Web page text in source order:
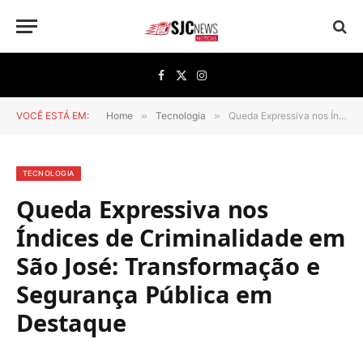
Facebook
X
(Twitter)
Instagram
VOCÊ ESTÁ EM: Home » Tecnologia » Queda Expressiva nos Índices de Criminalidade em São José: Transformação e Segurança Pública em Destaque
TECNOLOGIA
Queda Expressiva nos
Índices de Criminalidade em
São José: Transformação e
Segurança Pública em
Destaque